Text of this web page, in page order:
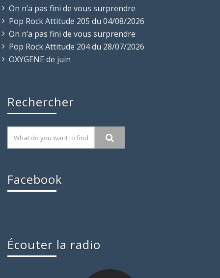
On n’a pas fini de vous surprendre
Pop Rock Attitude 205 du 04/08/2026
On n’a pas fini de vous surprendre
Pop Rock Attitude 204 du 28/07/2026
OXYGENE de juin
Rechercher
Facebook
Écouter la radio